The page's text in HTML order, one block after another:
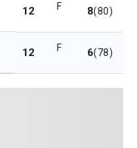
12 F 8(80)
12 F 6(78)